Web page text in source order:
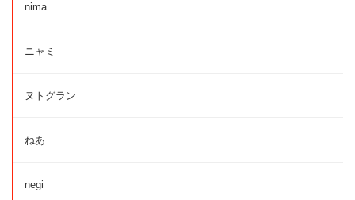
nima
ニャミ
ヌトグラン
ねあ
negi